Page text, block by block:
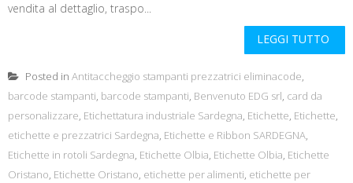
vendita al dettaglio, traspo...
LEGGI TUTTO
Posted in Antitaccheggio stampanti prezzatrici eliminacode,
barcode stampanti, barcode stampanti, Benvenuto EDG srl, card da
personalizzare, Etichettatura industriale Sardegna, Etichette, Etichette,
etichette e prezzatrici Sardegna, Etichette e Ribbon SARDEGNA,
Etichette in rotoli Sardegna, Etichette Olbia, Etichette Olbia, Etichette
Oristano, Etichette Oristano, etichette per alimenti, etichette per